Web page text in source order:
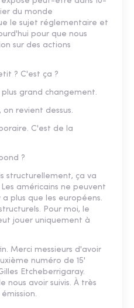
du monde
le sujet réglementaire et
pour que nous
sur des actions
? C'est ça ?
grand changement.
revient dessus.
C'est de la
?
structurellement, ça va
américains ne peuvent
a plus que les européens.
Pour moi, le
jouer uniquement à
Merci messieurs d'avoir
numéro de 15'
Etcheberrigaray.
nous avoir suivis. À très